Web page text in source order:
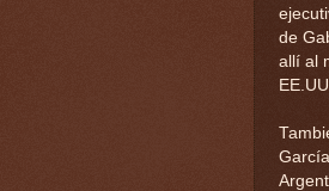
de
allí al